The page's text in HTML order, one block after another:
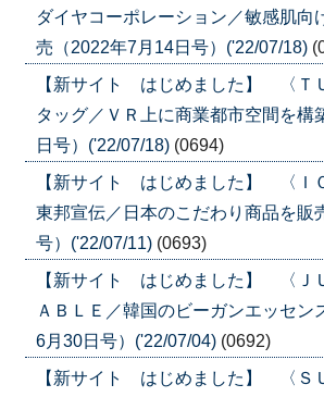
ダイヤコーポレーション／敏感肌向
売（2022年7月14日号）('22/07/18)
【新サイト はじめました】 〈Ｔ
タッグ／ＶＲ上に商業都市空間を構
日号）('22/07/18) (0694)
【新サイト はじめました】 〈Ｉ
東邦宣伝／日本のこだわり商品を販
号）('22/07/11) (0693)
【新サイト はじめました】 〈Ｊ
ＡＢＬＥ／韓国のビーガンエッセン
6月30日号）('22/07/04) (0692)
【新サイト はじめました】 〈Ｓ